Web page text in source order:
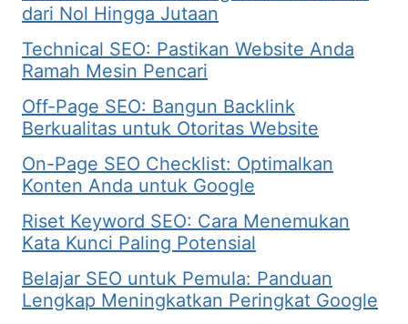
dari Nol Hingga Jutaan
Technical SEO: Pastikan Website Anda
Ramah Mesin Pencari
Off-Page SEO: Bangun Backlink
Berkualitas untuk Otoritas Website
On-Page SEO Checklist: Optimalkan
Konten Anda untuk Google
Riset Keyword SEO: Cara Menemukan
Kata Kunci Paling Potensial
Belajar SEO untuk Pemula: Panduan
Lengkap Meningkatkan Peringkat Google